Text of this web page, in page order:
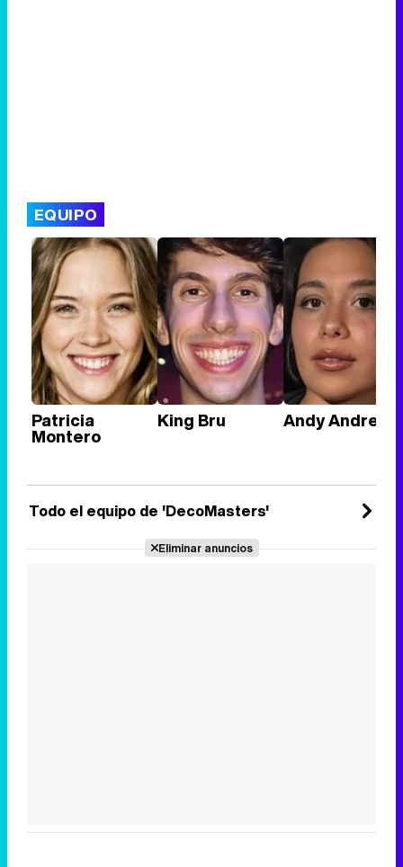
EQUIPO
Patricia
Montero
King Bru Andy Andrea
Todo el equipo de 'DecoMasters'
Eliminar anuncios